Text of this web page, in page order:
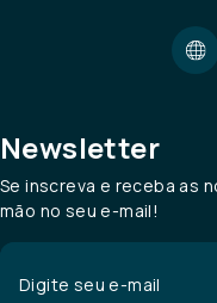
Newsletter
Se inscreva e receba as
mão no seu e-mail!